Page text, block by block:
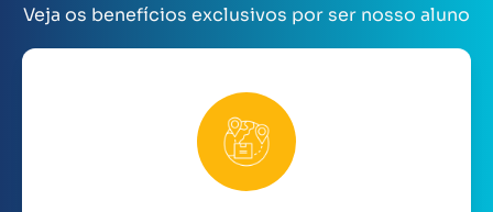
Veja os benefícios exclusivos por ser nosso aluno